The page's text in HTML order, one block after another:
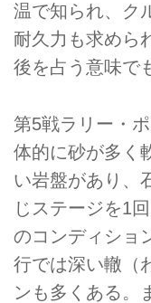
温で知られ、ク
耐久力も求めら
後を占う意味で
第5戦ラリー・
体的に砂が多く
い岩盤があり、
じステージを1
のコンディショ
行では深い轍（
ンも多くある。